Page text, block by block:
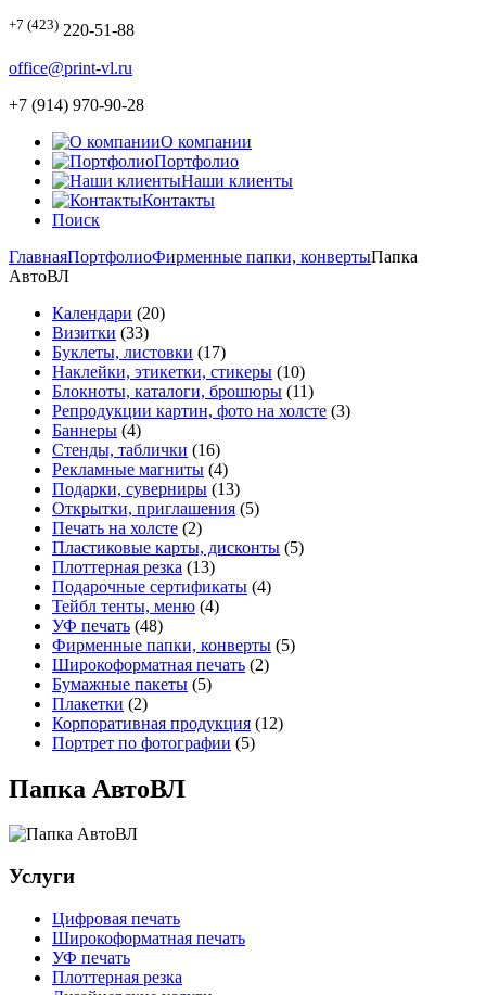
+7 (423) 220-51-88
office@print-vl.ru
+7 (914) 970-90-28
О компании
Портфолио
Наши клиенты
Контакты
Поиск
ГлавнаяПортфолиоФирменные папки, конвертыПапка
АвтоВЛ
Календари (20)
Визитки (33)
Буклеты, листовки (17)
Наклейки, этикетки, стикеры (10)
Блокноты, каталоги, брошюры (11)
Репродукции картин, фото на холсте (3)
Баннеры (4)
Стенды, таблички (16)
Рекламные магниты (4)
Подарки, суверниры (13)
Открытки, приглашения (5)
Печать на холсте (2)
Пластиковые карты, дисконты (5)
Плоттерная резка (13)
Подарочные сертификаты (4)
Тейбл тенты, меню (4)
УФ печать (48)
Фирменные папки, конверты (5)
Широкоформатная печать (2)
Бумажные пакеты (5)
Плакетки (2)
Корпоративная продукция (12)
Портрет по фотографии (5)
Папка АвтоВЛ
Услуги
Цифровая печать
Широкоформатная печать
УФ печать
Плоттерная резка